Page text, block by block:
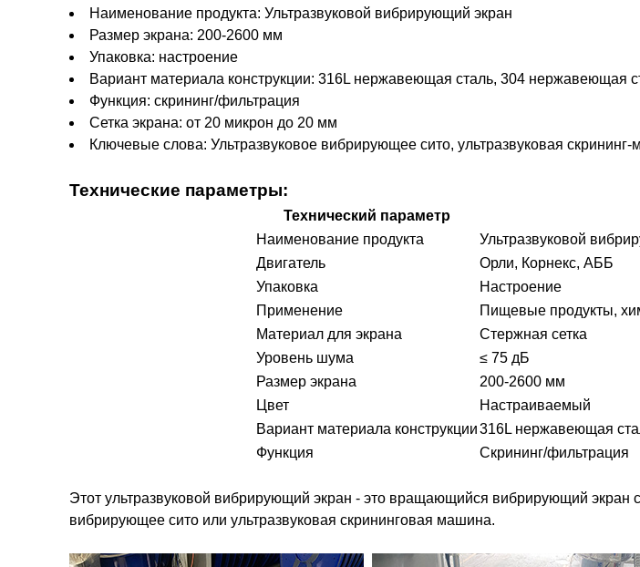
Наименование продукта: Ультразвуковой вибрирующий экран
Размер экрана: 200-2600 мм
Упаковка: настроение
Вариант материала конструкции: 316L нержавеющая сталь, 304 нержавеющая
Функция: скрининг/фильтрация
Сетка экрана: от 20 микрон до 20 мм
Ключевые слова: Ультразвуковое вибрирующее сито, ультразвуковая
Технические параметры:
Технический параметр
Наименование продукта
Ультразвуковой
Двигатель
Орли, Корнекс, АББ
Упаковка
Настроение
Применение
Пищевые продукты,
Материал для экрана
Стержная сетка
Уровень шума
≤ 75 дБ
Размер экрана
200-2600 мм
Цвет
Настраиваемый
Вариант материала конструкции316L нержавеющая
Функция
Скрининг/фильтрация
Этот ультразвуковой вибрирующий экран - это вращающийся вибрирующий экран
вибрирующее сито или ультразвуковая скрининговая машина.